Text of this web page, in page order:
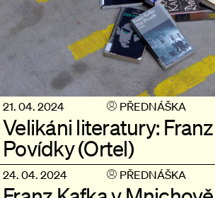
21. 04. 2024 PŘEDNÁŠKA
Velikáni literatury:
Povídky (Ortel)
24. 04. 2024 PŘEDNÁŠKA